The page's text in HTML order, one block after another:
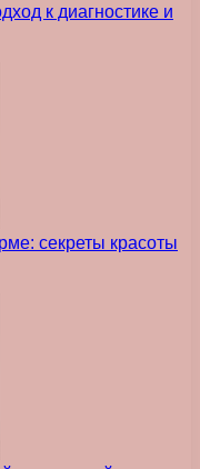
к диагностике и
секреты красоты